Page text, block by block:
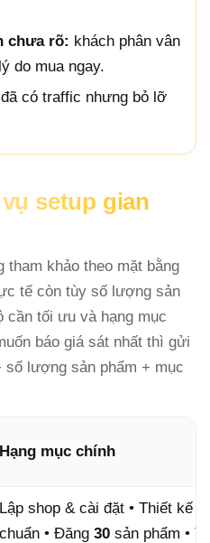
chưa rõ: khách phân vân
do mua ngay.
đã có traffic nhưng bỏ lỡ
setup gian
tham khảo theo mặt bằng
tế còn tùy số lượng sản
cần tối ưu và hạng mục
báo giá sát nhất thì gửi
số lượng sản phẩm + mục
Hạng mục chính
Lập shop & cài đặt • Thiết kế
chuẩn • Đăng 30 sản phẩm •